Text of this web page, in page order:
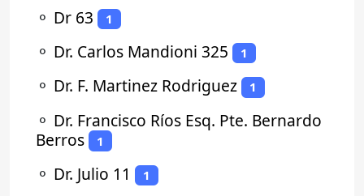
⚬ Dr 63 1
⚬ Dr. Carlos Mandioni 325 1
⚬ Dr. F. Martinez Rodriguez 1
⚬ Dr. Francisco Ríos Esq. Pte. Bernardo
Berros
1
⚬ Dr. Julio 11 1